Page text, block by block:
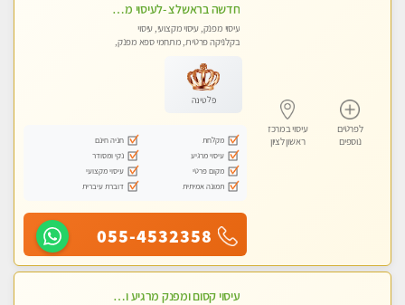
לפרטים
נוספים
עיסוי במרכז
ראשון לציון
חדשה בראשלצ -לעיסוי מקצועי ואיכותי מומלץ מאוד!! ממתינה לך מעסה פרטית-ללא מין !!
עיסוי מפנק, עיסוי מקצועי, עיסוי
בקלניקה פרטית, מתחמי ספא מפנק,
פלטינה
מקלחת
חניה חינם
עיסוי מרגיע
נקי ומסודר
מקום פרטי
עיסוי מקצועי
תמונה אמיתית
דוברת עיברית
055-4532358
עיסוי קסום ומפנק מרגיע ואיכותי מידי זהב !